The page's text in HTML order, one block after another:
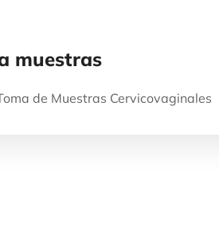
muestras
de Muestras Cervicovaginales